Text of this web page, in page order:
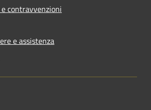
contravvenzioni
e assistenza